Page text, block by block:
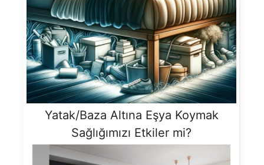
Yatak/Baza Altına Eşya Koymak
Sağlığımızı Etkiler mi?